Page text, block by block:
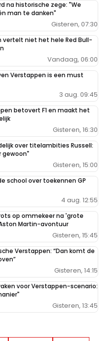
na historische zege: "We
man te danken"
Gisteren, 07:30
vertelt niet het hele Red Bull-
Vandaag, 06:00
Verstappen is een must
3 aug. 09:45
betovert F1 en maakt het
Gisteren, 16:30
over titelambities Russell:
gewoon"
Gisteren, 15:00
school over toekennen GP
4 aug. 12:55
op ommekeer na 'grote
Martin-avontuur
Gisteren, 15:45
Verstappen: “Dan komt de
Gisteren, 14:15
voor Verstappen-scenario:
Gisteren, 13:45